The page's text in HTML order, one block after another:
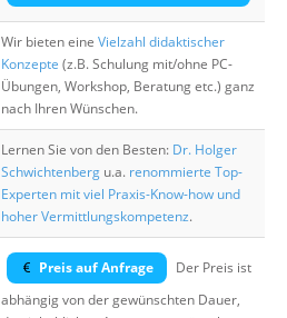
Wir bieten eine Vielzahl didaktischer
Konzepte (z.B. Schulung mit/ohne PC-
Übungen, Workshop, Beratung etc.) ganz
nach Ihren Wünschen.
Lernen Sie von den Besten: Dr. Holger
Schwichtenberg u.a. renommierte Top-
Experten mit viel Praxis-Know-how und
hoher Vermittlungskompetenz.
Preis auf Anfrage
Der Preis ist
abhängig von der gewünschten Dauer,